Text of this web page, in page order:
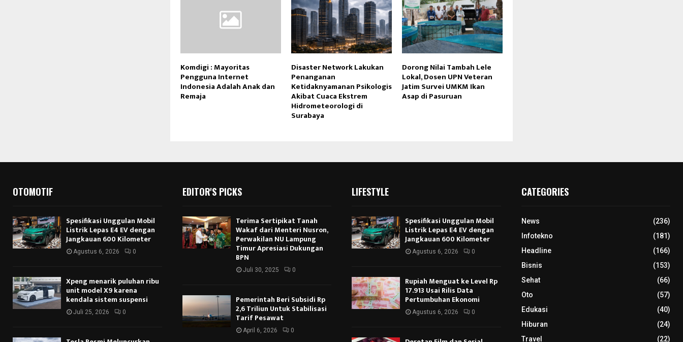
Komdigi : Mayoritas
Pengguna Internet
Indonesia Adalah Anak dan
Remaja
Disaster Network Lakukan
Penanganan
Ketidaknyamanan Psikologis
Akibat Cuaca Ekstrem
Hidrometeorologi di
Surabaya
Dorong Nilai Tambah Lele
Lokal, Dosen UPN Veteran
Jatim Survei UMKM Ikan
Asap di Pasuruan
OTOMOTIF
Spesifikasi Unggulan Mobil
Listrik Lepas E4 EV dengan
Jangkauan 600 Kilometer
Agustus 6, 2026 0
Xpeng menarik puluhan ribu
unit model X9 karena
kendala sistem suspensi
Juli 25, 2026 0
EDITOR'S PICKS
Terima Sertipikat Tanah
Wakaf dari Menteri Nusron,
Perwakilan NU Lampung
Timur Apresiasi Dukungan
BPN
Juli 30, 2025 0
Pemerintah Beri Subsidi Rp
2,6 Triliun Untuk Stabilisasi
Tarif Pesawat
April 6, 2026 0
LIFESTYLE
Spesifikasi Unggulan Mobil
Listrik Lepas E4 EV dengan
Jangkauan 600 Kilometer
Agustus 6, 2026 0
Rupiah Menguat ke Level Rp
17.913 Usai Rilis Data
Pertumbuhan Ekonomi
Agustus 6, 2026 0
CATEGORIES
News
(236)
Infotekno
(181)
Headline
(166)
Bisnis
(153)
Sehat
(66)
Oto
(57)
Edukasi
(40)
Hiburan
(24)
Travel
(22)